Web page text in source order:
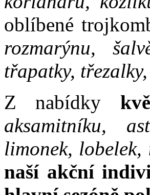
oblíbené
rozmarýnu,
třapatky,
Z nabídky
aksamitníku,
limonek, lobelek,
naší akční